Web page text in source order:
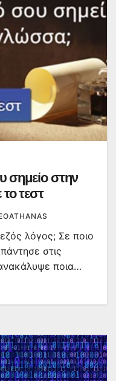
σημείο στην
τεστ
λόγος; Σε ποιο
στις
ποια…